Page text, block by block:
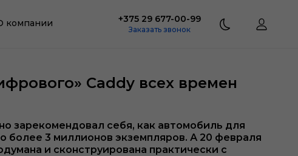
компании +375 29 677-00-99
Заказать звонок
Caddy всех времен
зарекомендовал себя, как автомобиль для
более 3 миллионов экземпляров. А 20 февраля
и сконструирована практически с